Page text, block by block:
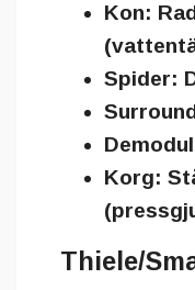
Kon:
Spider:
Korg:
Thiele/